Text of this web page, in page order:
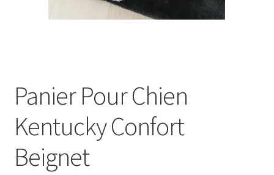
Подтверждение заказа
Panier Pour Chien
Kentucky Confort
Beignet